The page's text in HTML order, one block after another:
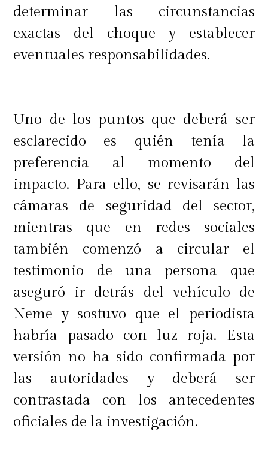
determinar las circunstancias
exactas del choque y establecer
eventuales responsabilidades.
Uno de los puntos que deberá ser
esclarecido es quién tenía la
preferencia al momento del
impacto. Para ello, se revisarán las
cámaras de seguridad del sector,
mientras que en redes sociales
también comenzó a circular el
testimonio de una persona que
aseguró ir detrás del vehículo de
Neme y sostuvo que el periodista
habría pasado con luz roja. Esta
versión no ha sido confirmada por
las autoridades y deberá ser
contrastada con los antecedentes
oficiales de la investigación.